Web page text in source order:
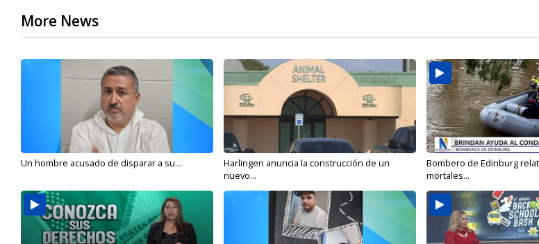
More News
Un hombre acusado de disparar a su...
Harlingen anuncia la construcción de un
nuevo...
Bombero de Edinburg
mortales...